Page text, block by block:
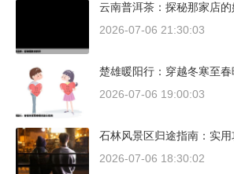
云南普洱茶：探秘那家店的
2026-07-06 21:30:03
楚雄暖阳行：穿越冬寒至
2026-07-06 19:00:03
石林风景区归途指南：实
2026-07-06 18:30:02